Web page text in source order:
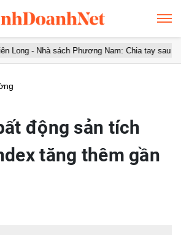
sách Phương Nam: Chia tay sau chưa đầy 1
động sản tích
tăng thêm gần